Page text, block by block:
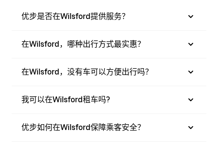
优步是否在Wilsford提供服务？
在Wilsford，哪种出行方式最实惠？
在Wilsford，没有车可以方便出行吗？
我可以在Wilsford租车吗?
优步如何在Wilsford保障乘客安全？